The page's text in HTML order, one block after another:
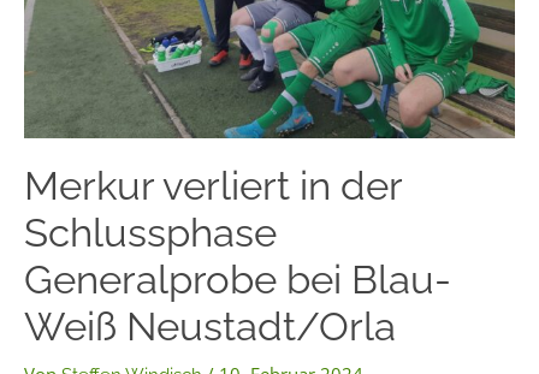
Merkur verliert in der
Schlussphase
Generalprobe bei Blau-
Weiß Neustadt/Orla